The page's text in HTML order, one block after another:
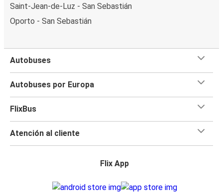
Saint-Jean-de-Luz - San Sebastián
Oporto - San Sebastián
Autobuses
Autobuses por Europa
FlixBus
Atención al cliente
Flix App